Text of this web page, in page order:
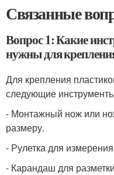
Связанные
Вопрос 1: Какие
нужны для
Для крепления
следующие
- Монтажный нож или
размеру.
- Рулетка для
- Карандаш для